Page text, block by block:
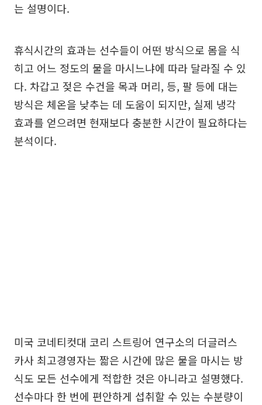
는 설명이다.
휴식시간의 효과는 선수들이 어떤 방식으로 몸을 식
히고 어느 정도의 물을 마시느냐에 따라 달라질 수 있
다. 차갑고 젖은 수건을 목과 머리, 등, 팔 등에 대는
방식은 체온을 낮추는 데 도움이 되지만, 실제 냉각
효과를 얻으려면 현재보다 충분한 시간이 필요하다는
분석이다.
미국 코네티컷대 코리 스트링어 연구소의 더글러스
카사 최고경영자는 짧은 시간에 많은 물을 마시는 방
식도 모든 선수에게 적합한 것은 아니라고 설명했다.
선수마다 한 번에 편안하게 섭취할 수 있는 수분량이